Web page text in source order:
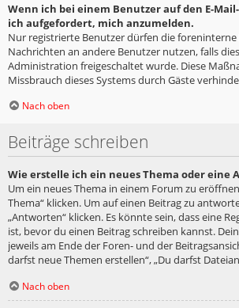
Wenn ich bei einem Benutzer auf den E-
ich aufgefordert, mich anzumelden.
Nur registrierte Benutzer dürfen die
Nachrichten an andere Benutzer nutzen, falls
Administration freigeschaltet wurde. Diese
Missbrauch dieses Systems durch Gäste
Nach oben
Beiträge schreiben
Wie erstelle ich ein neues Thema oder eine
Um ein neues Thema in einem Forum zu
Thema“ klicken. Um auf einen Beitrag zu
„Antworten“ klicken. Es könnte sein, dass eine
ist, bevor du einen Beitrag schreiben kannst.
jeweils am Ende der Foren- und der
darfst neue Themen erstellen“, „Du darfst
Nach oben